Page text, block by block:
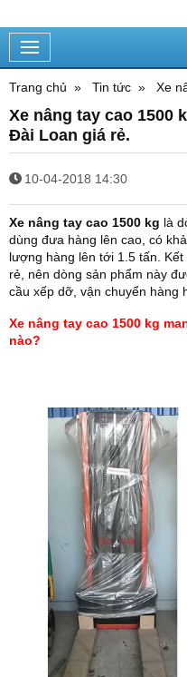
Trang chủ Tin tức Xe
Xe nâng tay cao 1500
Đài Loan giá rẻ.
10-04-2018 14:30
Xe nâng tay cao 1500 kg là
dùng đưa hàng lên cao, có
lượng hàng lên tới 1.5 tấn.
rẻ, nên dòng sản phẩm này
cầu xếp dỡ, vận chuyển hàng
Xe nâng tay cao 1500 kg
nào?